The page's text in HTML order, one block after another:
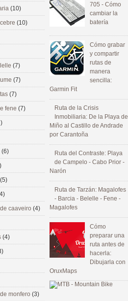
705 - Cómo
cambiar la
batería
Cómo grabar
y compartir
rutas de
manera
sencilla:
Garmin Fit
Ruta de la Crisis
Inmobiliaria: De la Playa de
Miño al Castillo de Andrade
por Carantoña
Ruta del Contraste: Playa
de Campelo - Cabo Prior -
Narón
Ruta de Tarzán: Magalofes
- Barcia - Belelle - Fene -
Magalofes
Cómo
preparar una
ruta antes de
hacerla:
Dibujarla con
OruxMaps
(10)
(10)
(7)
(7)
(7)
fene (7)
(6)
(5)
caaveiro (4)
(4)
monfero (3)